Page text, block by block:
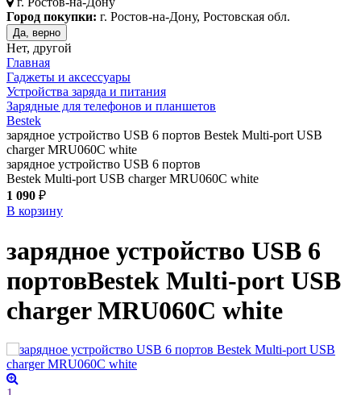
Город покупки: г. Ростов-на-Дону, Ростовская обл.
Да, верно
Нет, другой
Главная
Гаджеты и аксессуары
Устройства заряда и питания
Зарядные для телефонов и планшетов
Bestek
зарядное устройство USB 6 портов Bestek Multi-port USB
charger MRU060C white
зарядное устройство USB 6 портов
Bestek Multi-port USB charger MRU060C white
1 090 ₽
В корзину
зарядное устройство USB 6
портовBestek Multi-port USB
charger MRU060C white